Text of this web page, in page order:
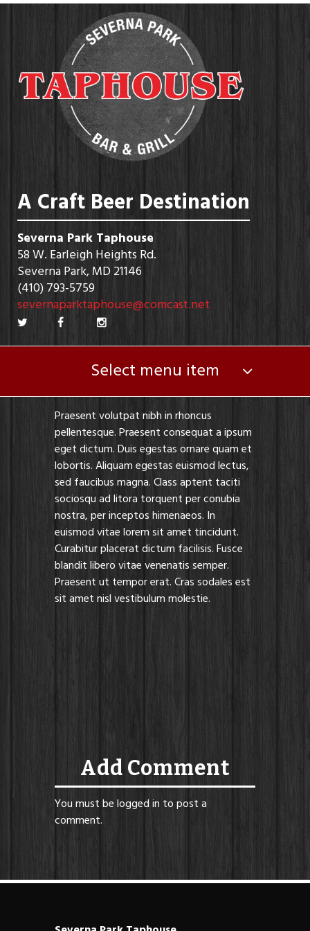
A Craft Beer Destination
Severna Park Taphouse
58 W. Earleigh Heights Rd.
Severna Park, MD 21146
(410) 793-5759
severnaparktaphouse@comcast.net
Select menu item
Praesent volutpat nibh in rhoncus
pellentesque. Praesent consequat a ipsum
eget dictum. Duis egestas ornare quam et
lobortis. Aliquam egestas euismod lectus,
sed faucibus magna. Class aptent taciti
sociosqu ad litora torquent per conubia
nostra, per inceptos himenaeos. In
euismod vitae lorem sit amet tincidunt.
Curabitur placerat dictum facilisis. Fusce
blandit libero vitae venenatis semper.
Praesent ut tempor erat. Cras sodales est
sit amet nisl vestibulum molestie.
Add Comment
You must belogged in to post a
comment.